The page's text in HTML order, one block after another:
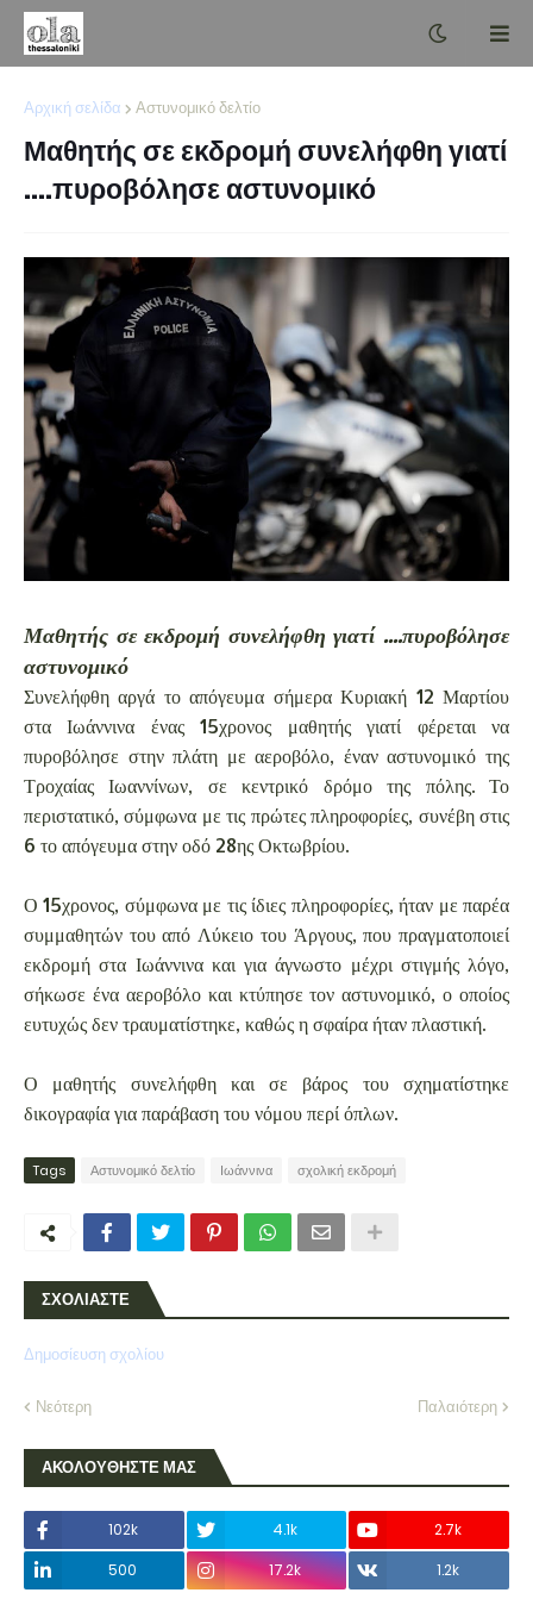
Αρχική σελίδα Αστυνομικό δελτίο
Μαθητής σε εκδρομή συνελήφθη γιατί
....πυροβόλησε αστυνομικό
Μαθητής σε εκδρομή συνελήφθη γιατί ....πυροβόλησε
αστυνομικό
Συνελήφθη αργά το απόγευμα σήμερα Κυριακή 12 Μαρτίου
στα Ιωάννινα ένας 15χρονος μαθητής γιατί φέρεται να
πυροβόλησε στην πλάτη με αεροβόλο, έναν αστυνομικό της
Τροχαίας Ιωαννίνων, σε κεντρικό δρόμο της πόλης. Το
περιστατικό, σύμφωνα με τις πρώτες πληροφορίες, συνέβη στις
6 το απόγευμα στην οδό 28ης Οκτωβρίου.
Ο 15χρονος, σύμφωνα με τις ίδιες πληροφορίες, ήταν με παρέα
συμμαθητών του από Λύκειο του Άργους, που πραγματοποιεί
εκδρομή στα Ιωάννινα και για άγνωστο μέχρι στιγμής λόγο,
σήκωσε ένα αεροβόλο και κτύπησε τον αστυνομικό, ο οποίος
ευτυχώς δεν τραυματίστηκε, καθώς η σφαίρα ήταν πλαστική.
Ο μαθητής συνελήφθη και σε βάρος του σχηματίστηκε
δικογραφία για παράβαση του νόμου περί όπλων.
Tags Αστυνομικό δελτίο Ιωάννινα σχολική εκδρομή
ΣΧΟΛΙΑΣΤΕ
Δημοσίευση σχολίου
Νεότερη Παλαιότερη
ΑΚΟΛΟΥΘΗΣΤΕ ΜΑΣ
102k 4.1k
2.7k
500
17.2k 1.2k